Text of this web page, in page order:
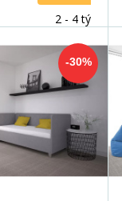
2 - 4 týdny
-30%